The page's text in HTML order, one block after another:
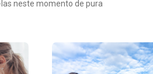
neste momento de pura